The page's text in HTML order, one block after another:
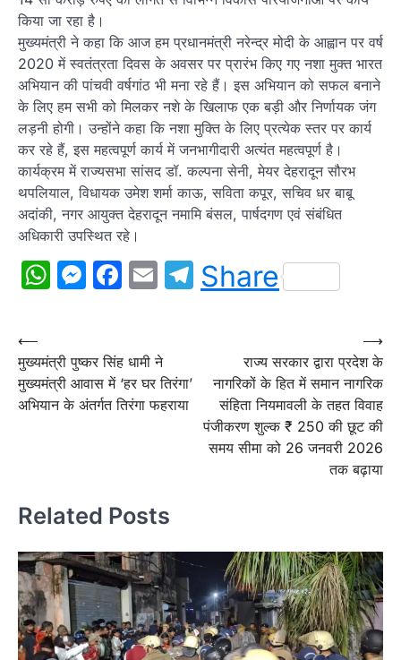
किया जा रहा है।
मुख्यमंत्री ने कहा कि आज हम प्रधानमंत्री नरेन्द्र मोदी के आह्वान पर वर्ष
2020 में स्वतंत्रता दिवस के अवसर पर प्रारंभ किए गए नशा मुक्त भारत
अभियान की पांचवी वर्षगांठ भी मना रहे हैं। इस अभियान को सफल बनाने
के लिए हम सभी को मिलकर नशे के खिलाफ एक बड़ी और निर्णायक जंग
लड़नी होगी। उन्होंने कहा कि नशा मुक्ति के लिए प्रत्येक स्तर पर कार्य
कर रहे हैं, इस महत्वपूर्ण कार्य में जनभागीदारी अत्यंत महत्वपूर्ण है।
कार्यक्रम में राज्यसभा सांसद डॉ. कल्पना सेनी, मेयर देहरादून सौरभ
थपलियाल, विधायक उमेश शर्मा काऊ, सविता कपूर, सचिव धर बाबू
अदांकी, नगर आयुक्त देहरादून नमामि बंसल, पार्षदगण एवं संबंधित
अधिकारी उपस्थित रहे।
WhatsApp
Messenger
Facebook
EmailTelegram
Share
Post
navigation
⟵
मुख्यमंत्री पुष्कर सिंह धामी ने
मुख्यमंत्री आवास में ‘हर घर तिरंगा’
अभियान के अंतर्गत तिरंगा फहराया
राज्य सरकार द्वारा प्रदेश के
नागरिकों के हित में समान नागरिक
संहिता नियमावली के तहत विवाह
पंजीकरण शुल्क ₹ 250 की छूट की
समय सीमा को 26 जनवरी 2026
तक बढ़ाया
⟶
Related Posts